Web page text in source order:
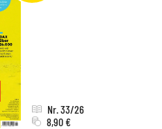
Nr. 33/26
8,90 €